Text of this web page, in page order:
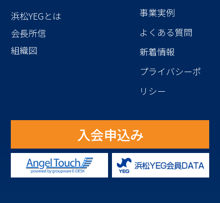
浜松YEGとは
会長所信
組織図
事業実例
よくある質問
新着情報
プライバシーポ
リシー
入会申込み